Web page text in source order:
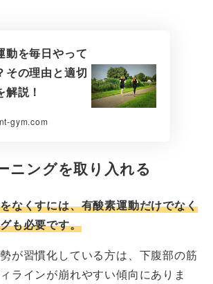
動を毎日やって
その理由と適切
解説！
gym.com
ニングを取り入れる
なくすには、有酸素運動だけでなく
も必要です。
が習慣化している方は、下腹部の筋
ラインが崩れやすい傾向にありま